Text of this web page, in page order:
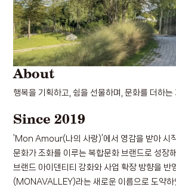
About
행복을 기획하고, 쉼을 선물하며, 문화를 더하는
Since 2019
‘Mon Amour(나의 사랑)’에서 영감을 받아 시
문화가 조화를 이루는 복합문화 브랜드로 성장
브랜드 아이덴티티 강화와 사업 확장 방향을 반
(MONAVALLEY)라는 새로운 이름으로 도약하